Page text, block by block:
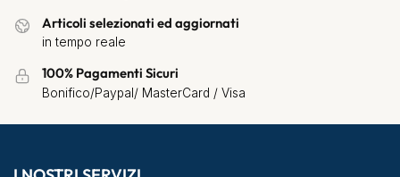
Articoli selezionati ed aggiornati
in tempo reale
100% Pagamenti Sicuri
Bonifico/Paypal/ MasterCard / Visa